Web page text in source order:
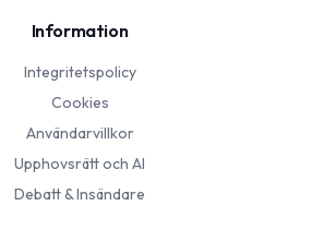
Information
Integritetspolicy
Cookies
Användarvillkor
Upphovsrätt och AI
Debatt & Insändare